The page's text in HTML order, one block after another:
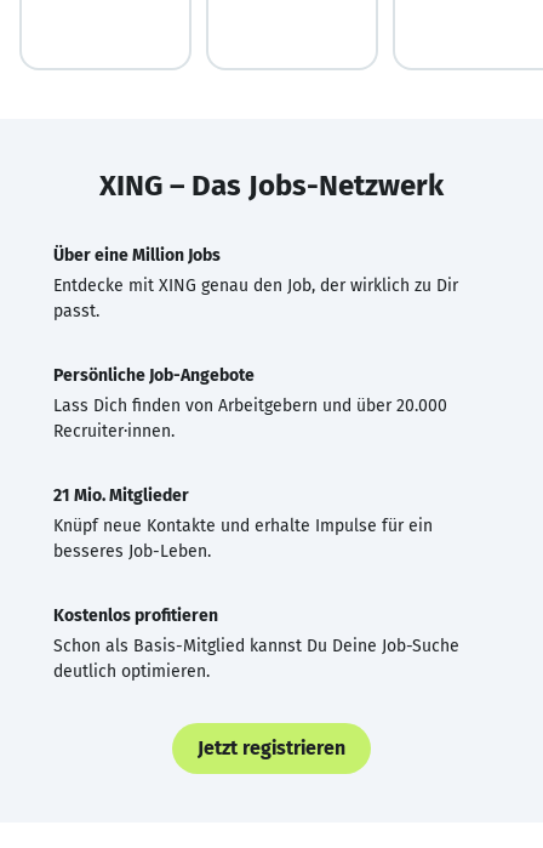
XING – Das Jobs-Netzwerk
Über eine Million Jobs
Entdecke mit XING genau den Job, der wirklich zu Dir
passt.
Persönliche Job-Angebote
Lass Dich finden von Arbeitgebern und über 20.000
Recruiter·innen.
21 Mio. Mitglieder
Knüpf neue Kontakte und erhalte Impulse für ein
besseres Job-Leben.
Kostenlos profitieren
Schon als Basis-Mitglied kannst Du Deine Job-Suche
deutlich optimieren.
Jetzt registrieren